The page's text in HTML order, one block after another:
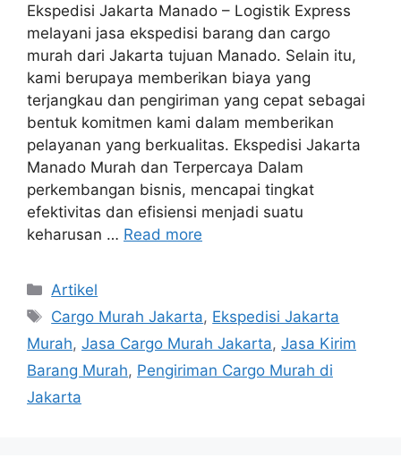
Ekspedisi Jakarta Manado – Logistik Express
melayani jasa ekspedisi barang dan cargo
murah dari Jakarta tujuan Manado. Selain itu,
kami berupaya memberikan biaya yang
terjangkau dan pengiriman yang cepat sebagai
bentuk komitmen kami dalam memberikan
pelayanan yang berkualitas. Ekspedisi Jakarta
Manado Murah dan Terpercaya Dalam
perkembangan bisnis, mencapai tingkat
efektivitas dan efisiensi menjadi suatu
keharusan … Read more
Artikel
Cargo Murah Jakarta, Ekspedisi Jakarta
Murah, Jasa Cargo Murah Jakarta, Jasa Kirim
Barang Murah, Pengiriman Cargo Murah di
Jakarta